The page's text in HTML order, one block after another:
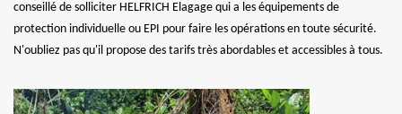
conseillé de solliciter HELFRICH Elagage qui a les équipements de
protection individuelle ou EPI pour faire les opérations en toute sécurité.
N'oubliez pas qu'il propose des tarifs très abordables et accessibles à tous.